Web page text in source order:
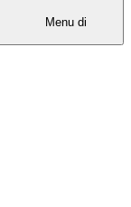
Menu di